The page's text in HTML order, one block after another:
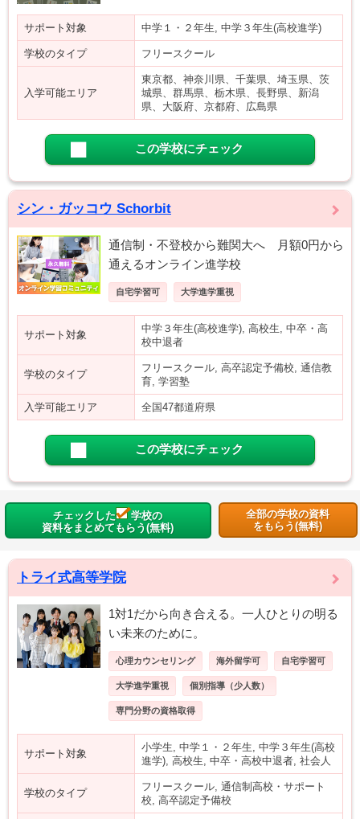
サポート対象 中学１・２年生, 中学３年生(高校進学)
学校のタイプ フリースクール
入学可能エリア
東京都、神奈川県、千葉県、埼玉県、茨
城県、群馬県、栃木県、長野県、新潟
県、大阪府、京都府、広島県
この学校にチェック
シン・ガッコウ Schorbit
通信制・不登校から難関大へ 月額0円から
通えるオンライン進学校
自宅学習可 大学進学重視
サポート対象
中学３年生(高校進学), 高校生, 中卒・高
校中退者
学校のタイプ
フリースクール, 高卒認定予備校, 通信教
育, 学習塾
入学可能エリア 全国47都道府県
この学校にチェック
チェックした
学校の
資料をまとめてもらう(無料)
全部の学校の資料
をもらう(無料)
トライ式高等学院
1対1だから向き合える。一人ひとりの明る
い未来のために。
心理カウンセリング 海外留学可 自宅学習可
大学進学重視 個別指導（少人数）
専門分野の資格取得
サポート対象
小学生, 中学１・２年生, 中学３年生(高校
進学), 高校生, 中卒・高校中退者, 社会人
学校のタイプ
フリースクール, 通信制高校・サポート
校, 高卒認定予備校